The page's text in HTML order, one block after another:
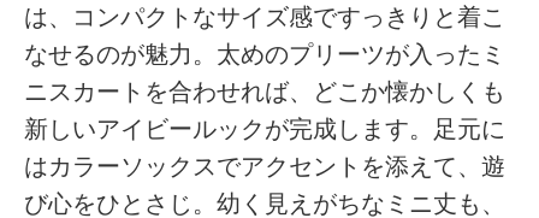
は、コンパクトなサイズ感ですっきりと着こ
なせるのが魅力。太めのプリーツが入ったミ
ニスカートを合わせれば、どこか懐かしくも
新しいアイビールックが完成します。足元に
はカラーソックスでアクセントを添えて、遊
び心をひとさじ。幼く見えがちなミニ丈も、